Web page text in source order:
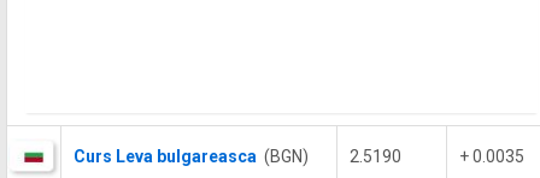
Curs Leva bulgareasca (BGN) 2.5190 + 0.0035